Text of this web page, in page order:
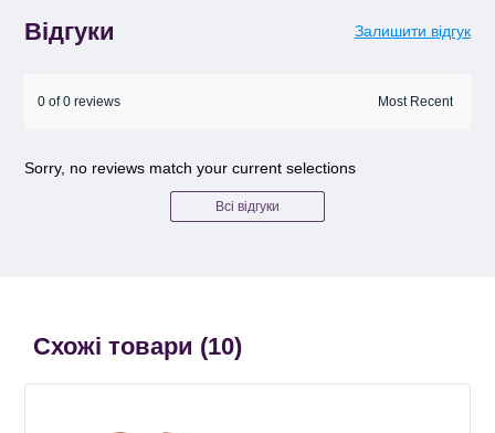
Відгуки Залишити відгук
0 of 0 reviews
Sorry, no reviews match your current selections
Всі відгуки
Схожі товари (10)